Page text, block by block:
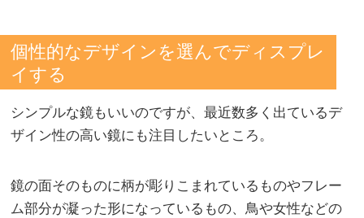
個性的なデザインを選んでディスプレ
イする
シンプルな鏡もいいのですが、最近数多く出ているデ
ザイン性の高い鏡にも注目したいところ。
鏡の面そのものに柄が彫りこまれているものやフレー
ム部分が凝った形になっているもの、鳥や女性などの